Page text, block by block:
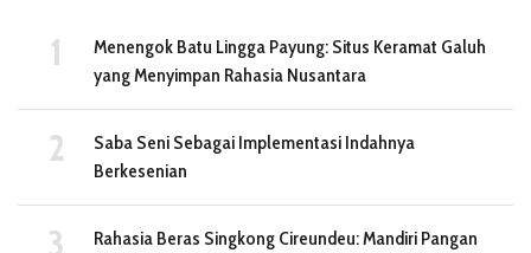
Menengok Batu Lingga Payung: Situs Keramat Galuh
yang Menyimpan Rahasia Nusantara
Saba Seni Sebagai Implementasi Indahnya
Berkesenian
Rahasia Beras Singkong Cireundeu: Mandiri Pangan